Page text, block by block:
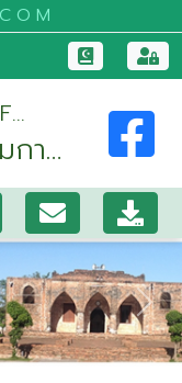
การ
Next